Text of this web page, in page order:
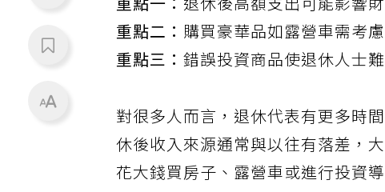
重點一： 退休後高額支出可能影響
重點二： 購買豪華品如露營車需考
重點三：錯誤投資商品使退休人士
對很多人而言，退休代表有更多時
休後收入來源通常與以往有落差，
花大錢買房子、露營車或進行投資